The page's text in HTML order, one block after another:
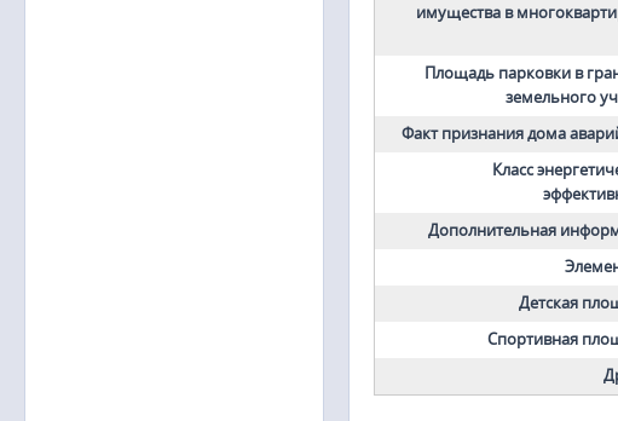
имущества в
Площадь парковки в
земельного
Факт признания дома
Класс
Дополнительная
Детская
Спортивная